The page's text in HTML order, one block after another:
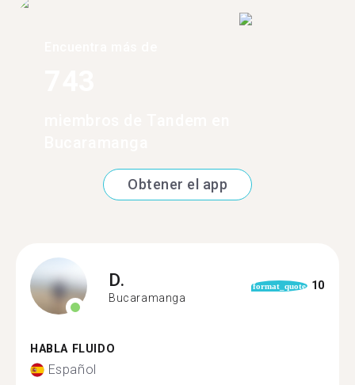
Obtener el app
D.
Bucaramanga
format_quote 10
HABLA FLUIDO
Español